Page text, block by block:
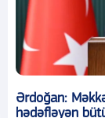
Ərdoğan:
hədəfləyən